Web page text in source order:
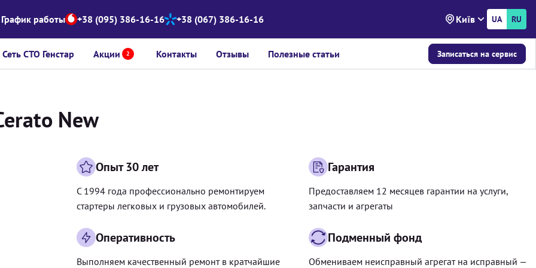
График работы +38 (095) 386-16-16 +38 (067) 386-16-16 Київ UA RU
Сеть СТО Генстар Акции 2 Контакты Отзывы Полезные статьи Записаться на сервис
New
Опыт 30 лет
С 1994 года профессионально ремонтируем
стартеры легковых и грузовых автомобилей.
Гарантия
Предоставляем 12 месяцев гарантии на услуги,
запчасти и агрегаты
Оперативность
Выполняем качественный ремонт в кратчайшие
Подменный фонд
Обмениваем неисправный агрегат на исправный —